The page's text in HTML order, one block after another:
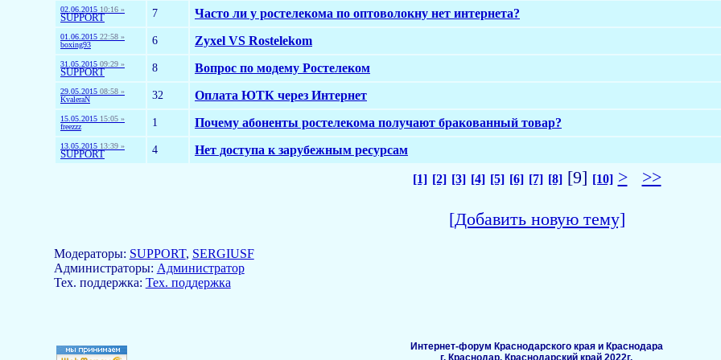
02.06.2015 10:16 »
SUPPORT 7 Часто ли у ростелекома по оптоволокну нет интернета?
01.06.2015 22:58 »
boxing93
6 Zyxel VS Rostelekom
31.05.2015 09:29 »
SUPPORT 8 Вопрос по модему Ростелеком
29.05.2015 08:58 »
KvaleraN
32 Оплата ЮТК через Интернет
15.05.2015 15:05 »
freezzz
1 Почему абоненты ростелекома получают бракованный товар?
13.05.2015 13:39 »
SUPPORT 4 Нет доступа к зарубежным ресурсам
[1] [2] [3] [4] [5] [6] [7] [8][9] [10] > >>
[Добавить новую тему]
Модераторы: SUPPORT, SERGIUSF
Aдминистраторы: Администратор
Тех. поддержка: Тех. поддержка
Интернет-форум Краснодарского края и Краснодара
г. Краснодар, Краснодарский край 2022г.